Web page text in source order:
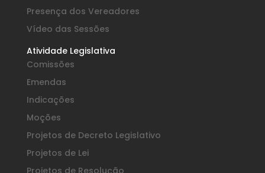
Presença dos Vereadores
Vídeo das Sessões
Atividade Legislativa
Comissões
Emendas
Indicações
Moções
Projetos de Decreto Legislativo
Projetos de Lei
Projetos de Resolução